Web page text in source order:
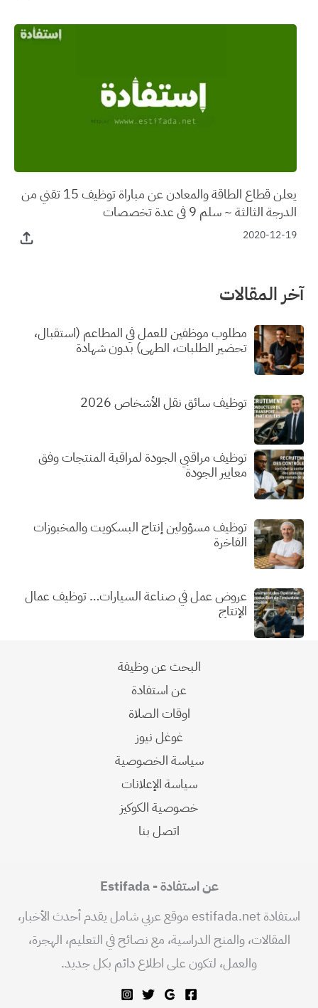
يعلن قطاع الطاقة والمعادن عن مباراة توظيف 15 تقني من
الدرجة الثالثة ~ سلم 9 في عدة تخصصات
2020-12-19
آخر المقالات
مطلوب موظفين للعمل في المطاعم (استقبال،
تحضير الطلبات، الطهي) بدون شهادة
توظيف سائق نقل الأشخاص 2026
توظيف مراقبي الجودة لمراقبة المنتجات وفق
معايير الجودة
توظيف مسؤولين إنتاج البسكويت والمخبوزات
الفاخرة
عروض عمل في صناعة السيارات… توظيف عمال
الإنتاج
البحث عن وظيفة
عن استفادة
اوقات الصلاة
غوغل نيوز
سياسة الخصوصية
سياسة الإعلانات
خصوصية الكوكيز
اتصل بنا
عن استفادة - Estifada
استفادة estifada.net موقع عربي شامل يقدم أحدث الأخبار،
المقالات، والمنح الدراسية، مع نصائح في التعليم، الهجرة،
والعمل، لتكون على اطلاع دائم بكل جديد.